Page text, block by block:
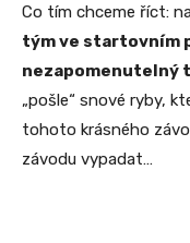
Co tím chceme říct:
tým ve startovním
nezapomenutelný
„pošle“ snové ryby,
tohoto krásného
závodu vypadat…